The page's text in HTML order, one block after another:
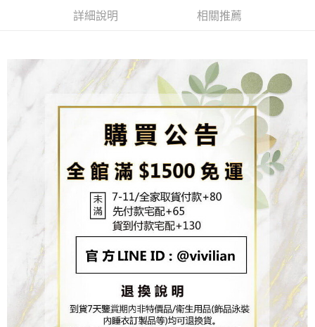
【繳款方式說明】
1.分期款項不併入電信帳單，「大哥付你分期」於每月結算日後寄送繳費提
帳／街口支付／iPASS MONEY」等通路繳費。
1.本服務係由「台灣大哥大股份有限公司」（以下簡稱本公司）所提供，讓
用戶於交易時，得透過本服務購買商品或服務，並由商店將買賣／分期付款
買賣價金債權讓與本公司後，依約使用本公司帳單繳交帳款。
2.基於同意付款使用「大哥付你分期」之契約關係目的，商店將以您的個人
資料（包含姓名、電話或地址）提供予台灣大哥大進項蒐集、處理及利用，
由本公司與您本人進行分期帳單所需資料之確認、核對及更正。
3.完整用戶服務條款，請詳閱以下連結：https://oppay.tw/userRule
２．訂單成立數日內，您將收到繳費通知簡訊。
３．收到繳費通知簡訊後14天內，點擊此簡訊中的連結，可透過四大超商／
ATM／網路銀行／等多元方式進行付款，方視為交易完成。
※ 請注意：結帳手續完成當下不需立刻繳費，但若您需要取消訂單，請聯絡
購買商品的店家。未經商家同意取消之訂單仍視為有效，需透過AFTEE先享
※ 交易是否成功請以「AFTEE先享後付 」之結帳頁面顯示為準，若有關於
是否繳費成功／繳費後需取消欲退款等相關疑問，請聯繫「AFTEE先享後付
客戶支援中心」https://netprotections.freshdesk.com/support/home
１．透過由恩沛科技股份有限公司提供之「AFTEE先享後付」服務完成之交
易，需依本服務之必要範圍內提供個人資料，並將交易相關給付款項請求債
權轉讓予恩沛科技股份有限公司。
２．關於個人資料處理事宜，請瀏覽以下網址：
https://aftee.tw/terms/#terms3
３．未成年的使用者請事先徵得法定代理人或監護人之同意方可使用
「AFTEE先享後付」，若未經同意申辦者引起之損失，本公司不負相關責
任。
４．使用「AFTEE先享後付」時，將依據個別帳號之用戶狀況，依本公司即
時審查核予不同之上限額度；若仍有額度不足之情形，本公司將視審查結果
每筆NT$80，滿NT$1,500(含以上)免運費
每筆NT$65，滿NT$1,500(含以上)免運費
海外配送
詳細說明 相關推薦